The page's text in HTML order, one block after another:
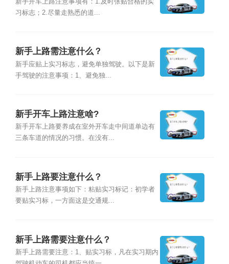
习标志；2.尽量走熟悉的道...
新手上路需注意什么？
新手应贴上实习标志，避免单独驾驶。以下是新
手驾驶的注意事项：1、避免独...
新手开车上路注意啥?
新手开车上路要养成在室外开车走中间道单边有
三条车道的情况的习惯。在没有...
新手上路要注意什么？
新手上路注意事项如下：粘贴实习标记：初学者
要贴实习标，一方面这是交通规...
新手上路需要注意什么？
新手上路需要注意：1、贴实习标，凡在实习期内